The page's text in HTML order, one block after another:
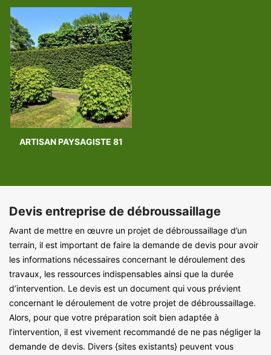
ARTISAN PAYSAGISTE 81
Devis entreprise de débroussaillage
Avant de mettre en œuvre un projet de débroussaillage d’un
terrain, il est important de faire la demande de devis pour avoir
les informations nécessaires concernant le déroulement des
travaux, les ressources indispensables ainsi que la durée
d’intervention. Le devis est un document qui vous prévient
concernant le déroulement de votre projet de débroussaillage.
Alors, pour que votre préparation soit bien adaptée à
l’intervention, il est vivement recommandé de ne pas négliger la
demande de devis. Divers {sites existants} peuvent vous